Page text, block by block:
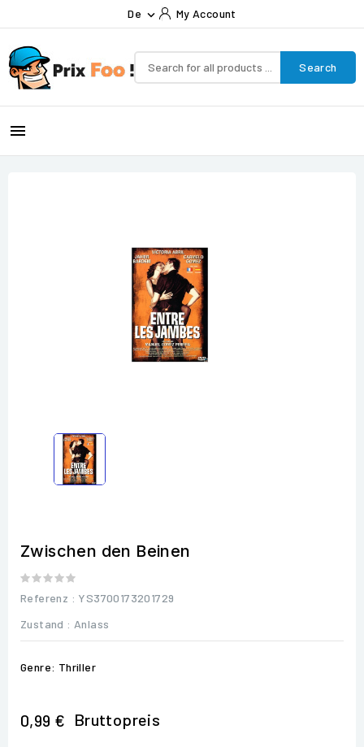
De  My Account
Search

Zwischen den Beinen
Referenz : YS3700173201729
Zustand : Anlass
Genre: Thriller
0,99 € Bruttopreis